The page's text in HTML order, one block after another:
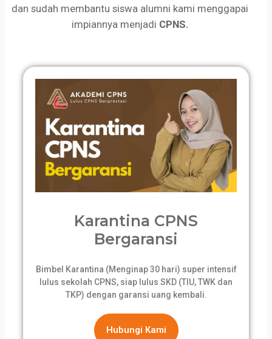
dan sudah membantu siswa alumni kami menggapai
impiannya menjadi CPNS.
Karantina CPNS
Bergaransi
Bimbel Karantina (Menginap 30 hari) super intensif
lulus sekolah CPNS, siap lulus SKD (TIU, TWK dan
TKP) dengan garansi uang kembali.
Hubungi Kami